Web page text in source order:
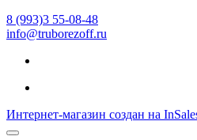
8 (993)3 55-08-48
info@truborezoff.ru
Интернет-магазин создан на